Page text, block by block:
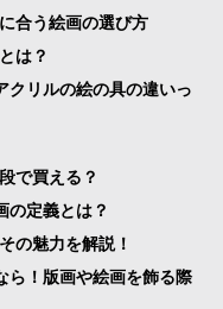
合う絵画の選び方
は？
クリルの絵の具の違いっ
で買える？
の定義とは？
の魅力を解説！
ら！版画や絵画を飾る際